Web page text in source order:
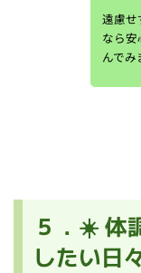
遠慮せ
なら
んでみ
５．☀️ 体
したい日